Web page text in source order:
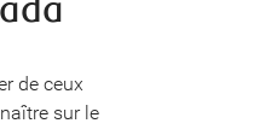
de ceux
sur le